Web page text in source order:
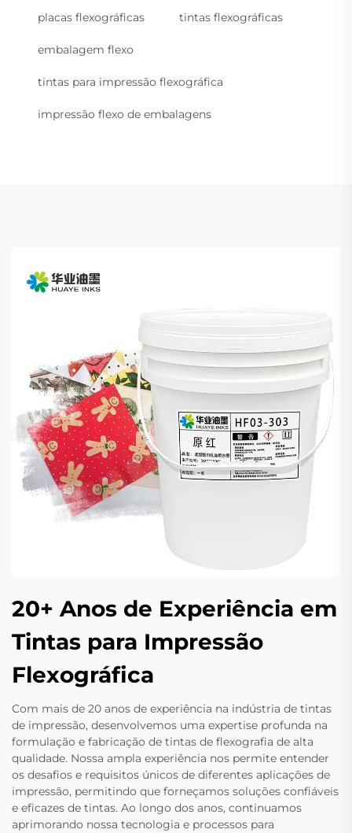
placas flexográficas tintas flexográficas
embalagem flexo
tintas para impressão flexográfica
impressão flexo de embalagens
20+ Anos de Experiência em
Tintas para Impressão
Flexográfica
Com mais de 20 anos de experiência na indústria de tintas
de impressão, desenvolvemos uma expertise profunda na
formulação e fabricação de tintas de flexografia de alta
qualidade. Nossa ampla experiência nos permite entender
os desafios e requisitos únicos de diferentes aplicações de
impressão, permitindo que forneçamos soluções confiáveis
e eficazes de tintas. Ao longo dos anos, continuamos
aprimorando nossa tecnologia e processos para